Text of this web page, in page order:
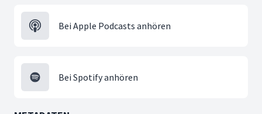
Bei Apple Podcasts anhören
Bei Spotify anhören